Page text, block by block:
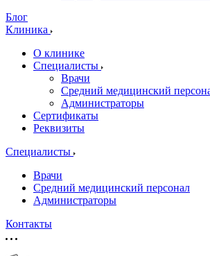
Блог
Клиника
О клинике
Специалисты
Врачи
Средний медицинский
Администраторы
Сертификаты
Реквизиты
Специалисты
Врачи
Средний медицинский персонал
Администраторы
Контакты